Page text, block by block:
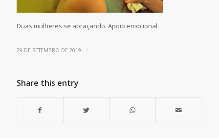
Duas mulheres se abraçando. Apoio emocional.
29 DE SETEMBRO DE 2019 /
Share this entry